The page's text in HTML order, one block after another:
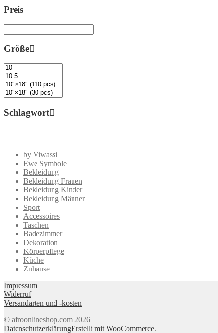
Preis
Größe
Schlagwort
by Viwassi
Ewe Symbole
Bekleidung
Bekleidung Frauen
Bekleidung Kinder
Bekleidung Männer
Sport
Accessoires
Taschen
Badezimmer
Dekoration
Körperpflege
Küche
Zuhause
Impressum
Widerruf
Versandarten und -kosten
© afroonlineshop.com 2026
DatenschutzerklärungErstellt mit WooCommerce.